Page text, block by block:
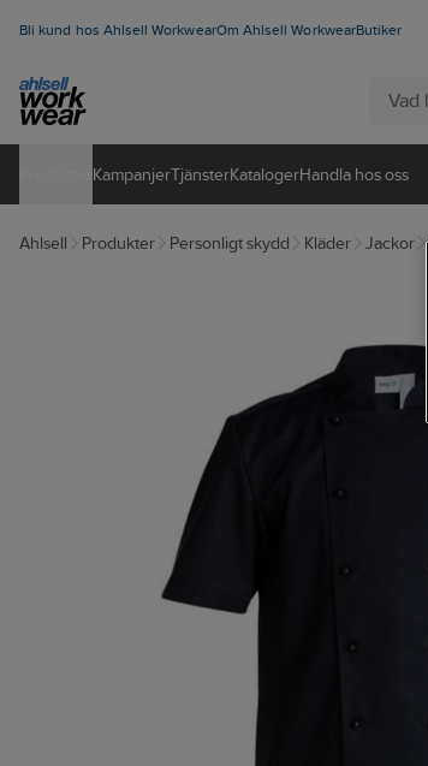
Bli kund hos Ahlsell WorkwearOm Ahlsell WorkwearButiker
KampanjerTjänsterKatalogerHandla hos oss
Ahlsell Produkter Personligt skydd Kläder Jackor